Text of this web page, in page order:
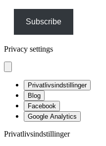
Subscribe
Privacy settings
Privatlivsindstillinger
Blog
Facebook
Google Analytics
Privatlivsindstillinger